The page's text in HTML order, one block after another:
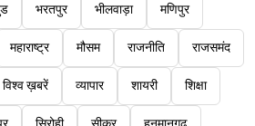
भरतपुर भीलवाड़ा मणिपुर
महाराष्ट्र मौसम राजनीति राजसमंद
विश्व ख़बरें व्यापार शायरी शिक्षा